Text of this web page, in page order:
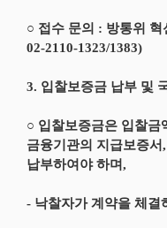
○ 접수 문의 : 방통위
02-2110-1323/1383)
3. 입찰보증금 납부 및
○ 입찰보증금은 입찰금
금융기관의 지급보증
납부하여야 하며,
- 낙찰자가 계약을 체결